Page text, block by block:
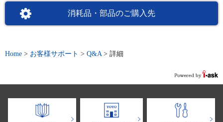
消耗品・部品のご購入先
Home > お客様サポート > Q&A > 詳細